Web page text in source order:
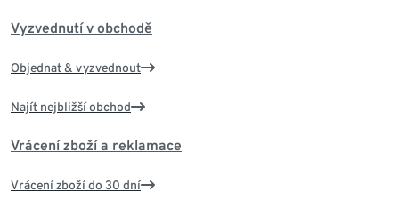
Vyzvednutí v obchodě
Objednat & vyzvednout
Najít nejbližší obchod
Vrácení zboží a reklamace
Vrácení zboží do 30 dní